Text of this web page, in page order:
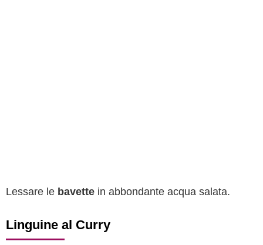
Lessare le bavette in abbondante acqua salata.
Linguine al Curry